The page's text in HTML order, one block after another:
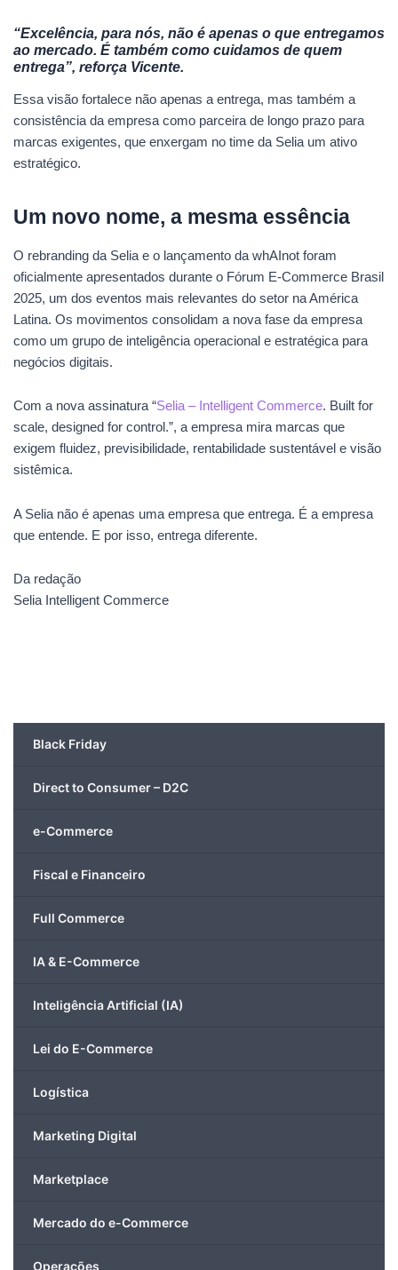
“Excelência, para nós, não é apenas o que entregamos
ao mercado. É também como cuidamos de quem
entrega”, reforça Vicente.
Essa visão fortalece não apenas a entrega, mas também a
consistência da empresa como parceira de longo prazo para
marcas exigentes, que enxergam no time da Selia um ativo
estratégico.
Um novo nome, a mesma essência
O rebranding da Selia e o lançamento da whAInot foram
oficialmente apresentados durante o Fórum E-Commerce Brasil
2025, um dos eventos mais relevantes do setor na América
Latina. Os movimentos consolidam a nova fase da empresa
como um grupo de inteligência operacional e estratégica para
negócios digitais.
Com a nova assinatura “Selia – Intelligent Commerce. Built for
scale, designed for control.”, a empresa mira marcas que
exigem fluidez, previsibilidade, rentabilidade sustentável e visão
sistêmica.
A Selia não é apenas uma empresa que entrega. É a empresa
que entende. E por isso, entrega diferente.
Da redação
Selia Intelligent Commerce
Black Friday
Direct to Consumer – D2C
e-Commerce
Fiscal e Financeiro
Full Commerce
IA & E-Commerce
Inteligência Artificial (IA)
Lei do E-Commerce
Logística
Marketing Digital
Marketplace
Mercado do e-Commerce
Operações